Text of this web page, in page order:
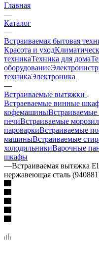
Главная
—
Каталог
—
Встраиваемая бытовая
Красота и уход
техникаТехника для дома
оборудование
техникаЭлектроника
—
Встраиваемые вытяжки
Встраеваемые винные
кофемашины
печиВстраиваемые
пароваркиВстраиваемые
машиныВстраиваемые
холодильникиВарочные
шкафы
—Встраиваемая вытяжка
нержавеющая сталь